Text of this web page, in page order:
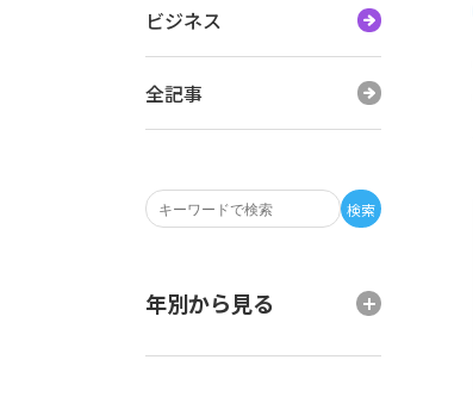
検索
ビジネス
全記事
年別から見る